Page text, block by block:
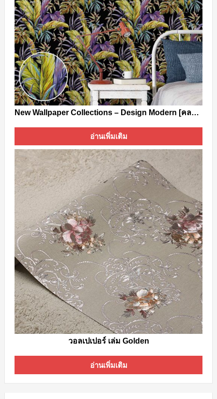
New Wallpaper Collections – Design Modern [คลาสสิคโฮม]
อ่านเพิ่มเติม
วอลเปเปอร์ เล่ม Golden
อ่านเพิ่มเติม